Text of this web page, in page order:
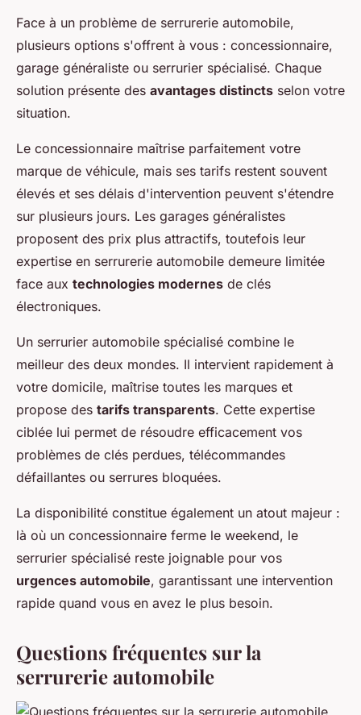
Face à un problème de serrurerie automobile,
plusieurs options s'offrent à vous : concessionnaire,
garage généraliste ou serrurier spécialisé. Chaque
solution présente des avantages distincts selon votre
situation.
Le concessionnaire maîtrise parfaitement votre
marque de véhicule, mais ses tarifs restent souvent
élevés et ses délais d'intervention peuvent s'étendre
sur plusieurs jours. Les garages généralistes
proposent des prix plus attractifs, toutefois leur
expertise en serrurerie automobile demeure limitée
face aux technologies modernes de clés
électroniques.
Un serrurier automobile spécialisé combine le
meilleur des deux mondes. Il intervient rapidement à
votre domicile, maîtrise toutes les marques et
propose des tarifs transparents. Cette expertise
ciblée lui permet de résoudre efficacement vos
problèmes de clés perdues, télécommandes
défaillantes ou serrures bloquées.
La disponibilité constitue également un atout majeur :
là où un concessionnaire ferme le weekend, le
serrurier spécialisé reste joignable pour vos
urgences automobile, garantissant une intervention
rapide quand vous en avez le plus besoin.
Questions fréquentes sur la
serrurerie automobile